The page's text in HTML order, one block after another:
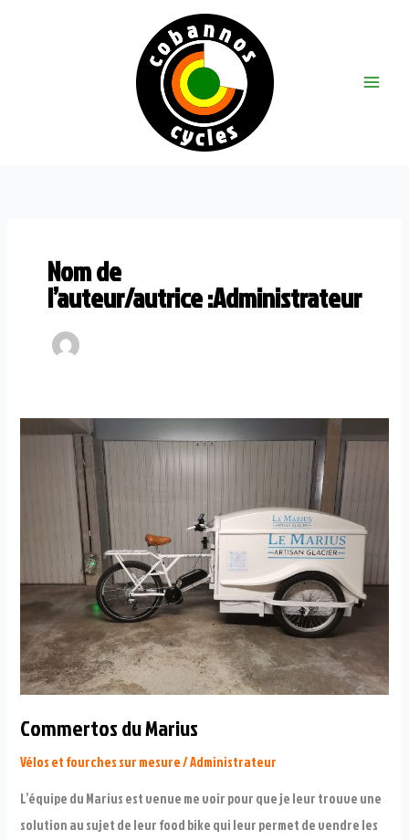
Nom de
l’auteur/autrice :Administrateur
Commertos du Marius
Vélos et fourches sur mesure/Administrateur
L’équipe du Marius est venue me voir pour que je leur trouve une
solution au sujet de leur food bike qui leur permet de vendre les